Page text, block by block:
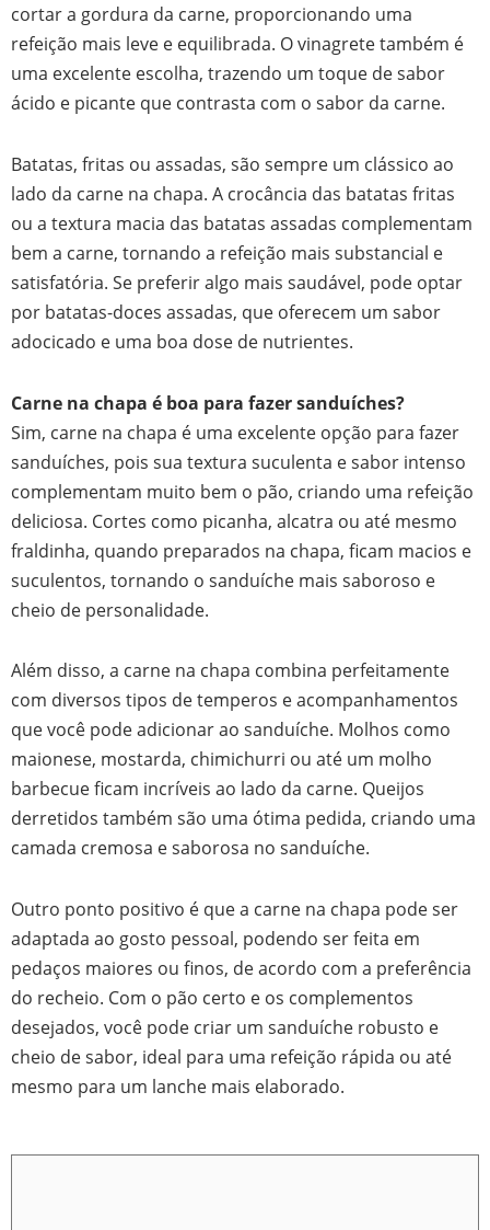
cortar a gordura da carne, proporcionando uma
refeição mais leve e equilibrada. O vinagrete também é
uma excelente escolha, trazendo um toque de sabor
ácido e picante que contrasta com o sabor da carne.
Batatas, fritas ou assadas, são sempre um clássico ao
lado da carne na chapa. A crocância das batatas fritas
ou a textura macia das batatas assadas complementam
bem a carne, tornando a refeição mais substancial e
satisfatória. Se preferir algo mais saudável, pode optar
por batatas-doces assadas, que oferecem um sabor
adocicado e uma boa dose de nutrientes.
Carne na chapa é boa para fazer sanduíches?
Sim, carne na chapa é uma excelente opção para fazer
sanduíches, pois sua textura suculenta e sabor intenso
complementam muito bem o pão, criando uma refeição
deliciosa. Cortes como picanha, alcatra ou até mesmo
fraldinha, quando preparados na chapa, ficam macios e
suculentos, tornando o sanduíche mais saboroso e
cheio de personalidade.
Além disso, a carne na chapa combina perfeitamente
com diversos tipos de temperos e acompanhamentos
que você pode adicionar ao sanduíche. Molhos como
maionese, mostarda, chimichurri ou até um molho
barbecue ficam incríveis ao lado da carne. Queijos
derretidos também são uma ótima pedida, criando uma
camada cremosa e saborosa no sanduíche.
Outro ponto positivo é que a carne na chapa pode ser
adaptada ao gosto pessoal, podendo ser feita em
pedaços maiores ou finos, de acordo com a preferência
do recheio. Com o pão certo e os complementos
desejados, você pode criar um sanduíche robusto e
cheio de sabor, ideal para uma refeição rápida ou até
mesmo para um lanche mais elaborado.